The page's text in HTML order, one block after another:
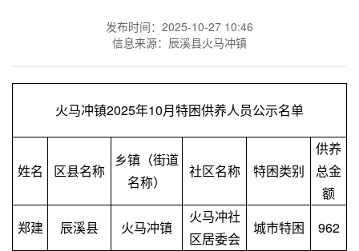
发布时间：2025-10-27 10:46
信息来源：辰溪县火马冲镇
火马冲镇2025年10月特困供养人员公示名单
姓名 区县名称
乡镇（街道
名称）
社区名称 特困类别
供养
总金
额
郑建
辰溪县 火马冲镇
火马冲社
区居委会
城市特困
962